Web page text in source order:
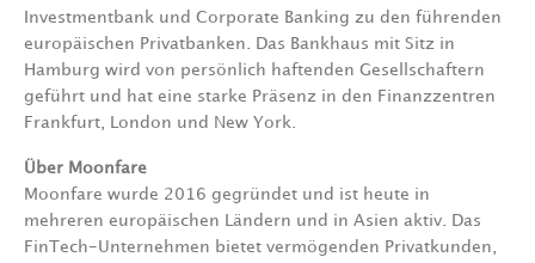
Investmentbank und Corporate Banking zu den führenden
europäischen Privatbanken. Das Bankhaus mit Sitz in
Hamburg wird von persönlich haftenden Gesellschaftern
geführt und hat eine starke Präsenz in den Finanzzentren
Frankfurt, London und New York.
Über Moonfare
Moonfare wurde 2016 gegründet und ist heute in
mehreren europäischen Ländern und in Asien aktiv. Das
FinTech-Unternehmen bietet vermögenden Privatkunden,